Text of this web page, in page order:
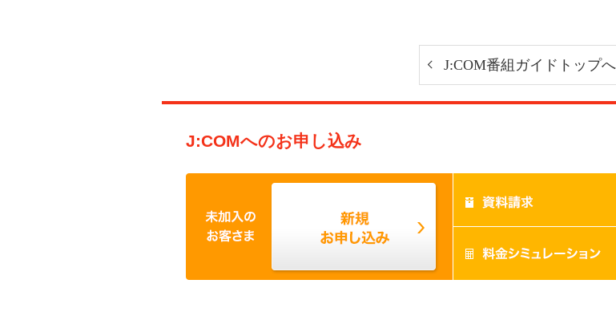
J:COM番組ガイドトップ
J:COMへのお申し込み